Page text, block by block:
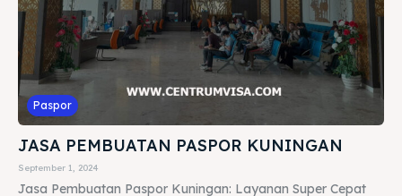
Paspor
JASA PEMBUATAN PASPOR KUNINGAN
September 1, 2024
Jasa Pembuatan Paspor Kuningan: Layanan Super Cepat